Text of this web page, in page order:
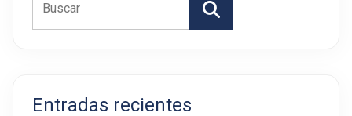
Buscar
Entradas recientes